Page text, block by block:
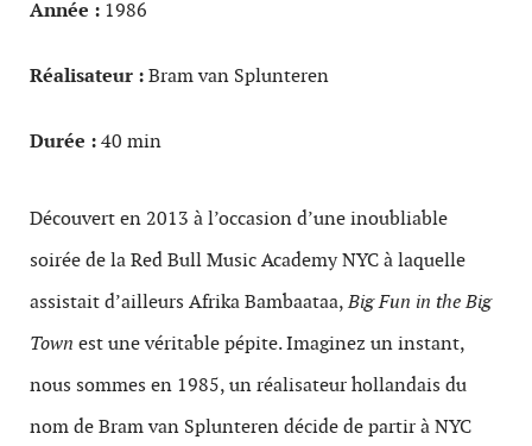
Année : 1986
Réalisateur :Bram van Splunteren
Durée :40 min
Découvert en 2013 à l’occasion d’une inoubliable
soirée de la Red Bull Music Academy NYC à laquelle
assistait d’ailleurs Afrika Bambaataa,Big Fun in the Big
Town est une véritable pépite. Imaginez un instant,
nous sommes en 1985, un réalisateur hollandais du
nom de Bram van Splunteren décide de partir à NYC